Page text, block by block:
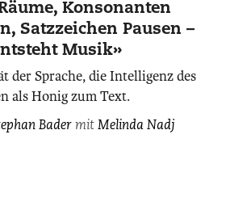
Konsonanten
Satzzeichen Pausen –
Musik»
der Sprache, die Intelligenz des
als Honig zum Text.
Bader mitMelinda Nadj